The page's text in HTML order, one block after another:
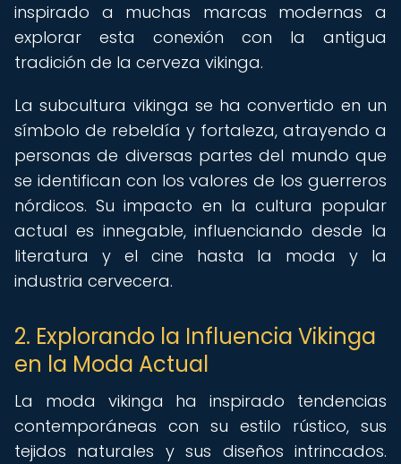
inspirado a muchas marcas modernas a
explorar esta conexión con la antigua
tradición de la cerveza vikinga.
La subcultura vikinga se ha convertido en un
símbolo de rebeldía y fortaleza, atrayendo a
personas de diversas partes del mundo que
se identifican con los valores de los guerreros
nórdicos. Su impacto en la cultura popular
actual es innegable, influenciando desde la
literatura y el cine hasta la moda y la
industria cervecera.
2. Explorando la Influencia Vikinga
en la Moda Actual
La moda vikinga ha inspirado tendencias
contemporáneas con su estilo rústico, sus
tejidos naturales y sus diseños intrincados.